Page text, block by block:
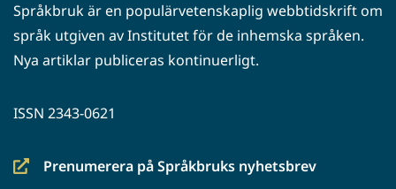
Språkbruk är en populärvetenskaplig webbtidskrift om
språk utgiven av Institutet för de inhemska språken.
Nya artiklar publiceras kontinuerligt.
ISSN 2343-0621
Prenumerera på Språkbruks nyhetsbrev
(siirryt